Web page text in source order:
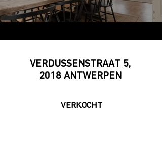
VERDUSSENSTRAAT 5,
2018 ANTWERPEN
VERKOCHT